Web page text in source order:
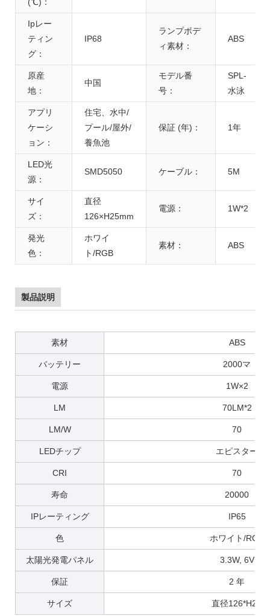
Ipレー
ティン
グ：
IP68
ランプボデ
ィ素材：
ABS
原産
地：
中国
モデル番
号：
SPL-
水泳
アプリ
ケーシ
ョン：
住宅、水中/
プール/屋外/
養魚池
保証 (年)： 1年
LED光
源：
SMD5050 ケーブル： 5M
サイ
ズ：
直径
126×H25mm
電源： 1W*2
発光
色：
ホワイ
ト/RGB
素材： ABS
製品説明
素材 ABS
バッテリー 2000マ
電源 1W×2
LM 70LM*2
LM/W 70
LEDチップ エピスター
CRI 70
寿命 20000
IPレーティング IP65
色 ホワイト/RGB
太陽光発電パネル 3.3W, 6V
保証 2 年
サイズ 直径126*H25